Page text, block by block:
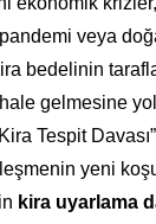
veya
bedelinin
gelmesine
Tespit
yeni
kira uyarlama